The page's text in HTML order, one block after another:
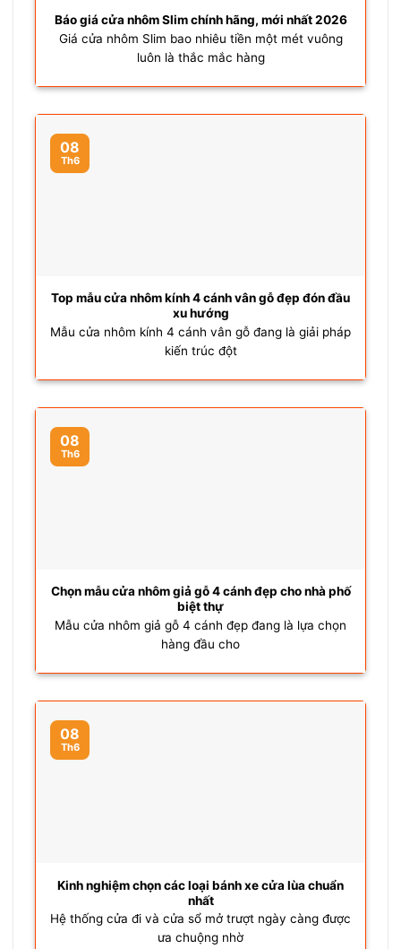
Báo giá cửa nhôm Slim chính hãng, mới nhất 2026
Giá cửa nhôm Slim bao nhiêu tiền một mét vuông
luôn là thắc mắc hàng
Top mẫu cửa nhôm kính 4 cánh vân gỗ đẹp đón đầu
xu hướng
Mẫu cửa nhôm kính 4 cánh vân gỗ đang là giải pháp
kiến trúc đột
08
Th6
Chọn mẫu cửa nhôm giả gỗ 4 cánh đẹp cho nhà phố
biệt thự
Mẫu cửa nhôm giả gỗ 4 cánh đẹp đang là lựa chọn
hàng đầu cho
08
Th6
Kinh nghiệm chọn các loại bánh xe cửa lùa chuẩn
nhất
Hệ thống cửa đi và cửa sổ mở trượt ngày càng được
ưa chuộng nhờ
08
Th6